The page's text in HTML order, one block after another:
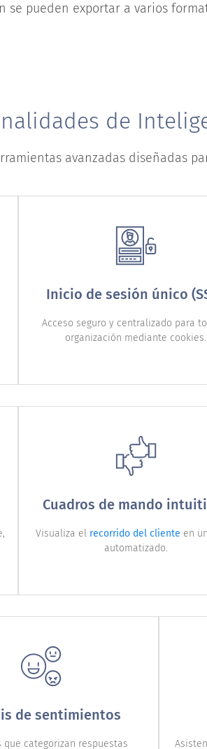
se pueden exportar a varios
de
avanzadas diseñadas
Inicio de sesión único
Acceso seguro y centralizado para
organización mediante cookies.
Cuadros de mando
Visualiza el recorrido del cliente en
automatizado.
de sentimientos
que categorizan respuestas